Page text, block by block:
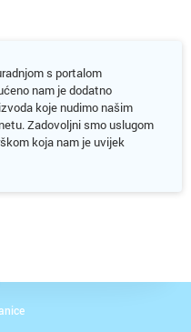
s portalom
nam je dodatno
koje nudimo našim
Zadovoljni smo uslugom
koja nam je uvijek